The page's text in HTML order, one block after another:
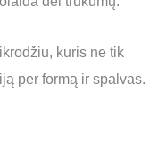
kuris ne tik
per formą ir spalvas.